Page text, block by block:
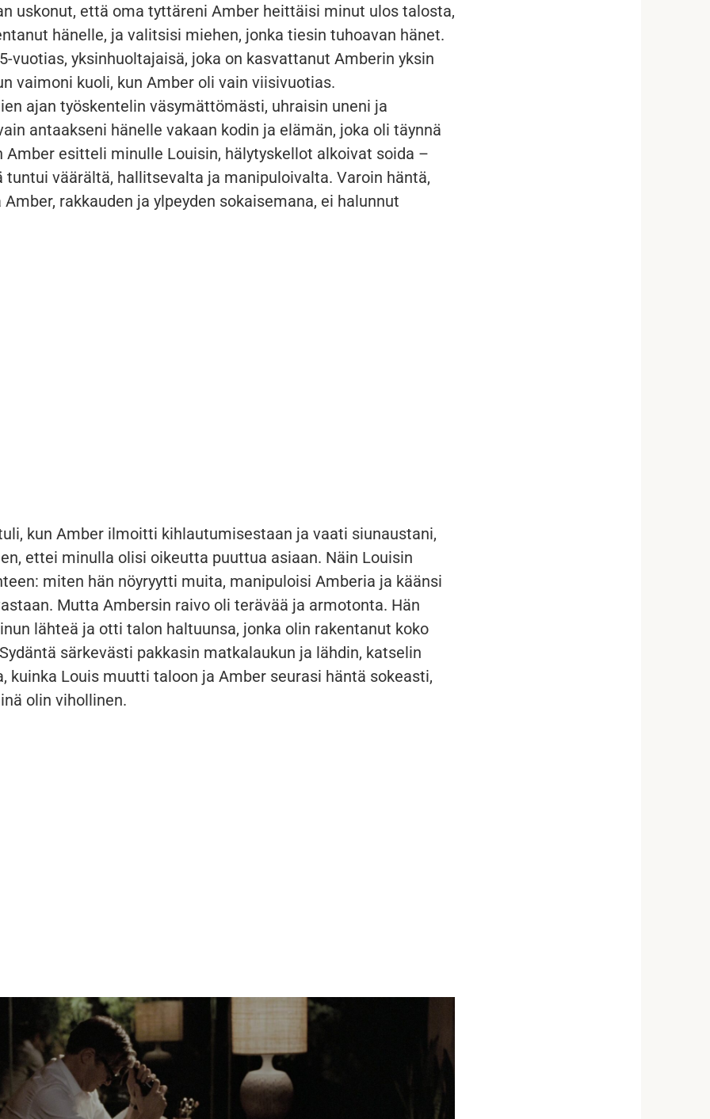
uskonut, että oma tyttäreni Amber heittäisi minut ulos talosta,
hänelle, ja valitsisi miehen, jonka tiesin tuhoavan hänet.
vuotias, yksinhuoltajaisä, joka on kasvattanut Amberin yksin
vaimoni kuoli, kun Amber oli vain viisivuotias.
ajan työskentelin väsymättömästi, uhraisin uneni ja
antaakseni hänelle vakaan kodin ja elämän, joka oli täynnä
Amber esitteli minulle Louisin, hälytyskellot alkoivat soida –
tuntui väärältä, hallitsevalta ja manipuloivalta. Varoin häntä,
rakkauden ja ylpeyden sokaisemana, ei halunnut
kun Amber ilmoitti kihlautumisestaan ja vaati siunaustani,
ettei minulla olisi oikeutta puuttua asiaan. Näin Louisin
miten hän nöyryytti muita, manipuloisi Amberia ja käänsi
Mutta Ambersin raivo oli terävää ja armotonta. Hän
lähteä ja otti talon haltuunsa, jonka olin rakentanut koko
särkevästi pakkasin matkalaukun ja lähdin, katselin
kuinka Louis muutti taloon ja Amber seurasi häntä sokeasti,
olin vihollinen.